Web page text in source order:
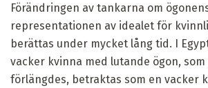
Förändringen av tankarna om
representationen av idealet för
berättas under mycket lång tid. I
vacker kvinna med lutande ögon,
förlängdes, betraktas som en vacker